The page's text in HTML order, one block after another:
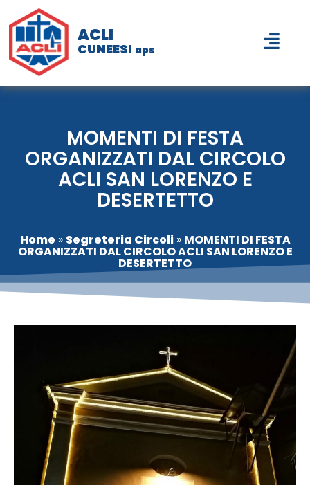
ACLI
CUNEESI aps
MOMENTI DI FESTA
ORGANIZZATI DAL CIRCOLO
ACLI SAN LORENZO E
DESERTETTO
Home » Segreteria Circoli» MOMENTI DI FESTA
ORGANIZZATI DAL CIRCOLO ACLI SAN LORENZO E
DESERTETTO